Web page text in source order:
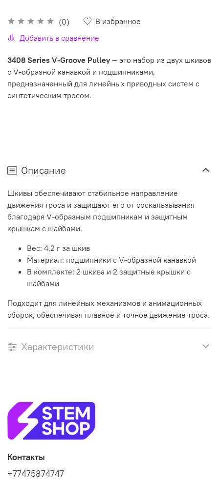
(0)
В избранное
Добавить в сравнение
3408 Series V-Groove Pulley — это набор из двух шкивов
с V-образной канавкой и подшипниками,
предназначенный для линейных приводных систем с
синтетическим тросом.
Описание
Шкивы обеспечивают стабильное направление
движения троса и защищают его от соскальзывания
благодаря V-образным подшипникам и защитным
крышкам с шайбами.
Вес: 4,2 г за шкив
Материал: подшипники с V-образной канавкой
В комплекте: 2 шкива и 2 защитные крышки с
шайбами
Подходит для линейных механизмов и анимационных
сборок, обеспечивая плавное и точное движение троса.
Характеристики
Контакты
+77475874747